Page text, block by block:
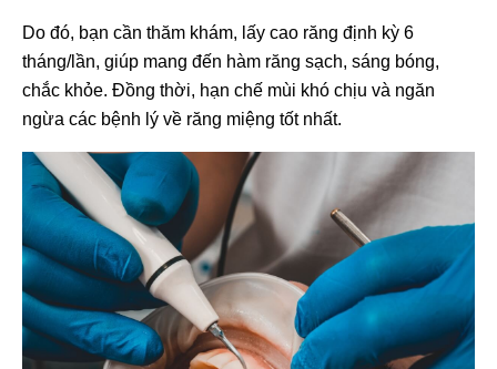
Do đó, bạn cần thăm khám, lấy cao răng định kỳ 6
tháng/lần, giúp mang đến hàm răng sạch, sáng bóng,
chắc khỏe. Đồng thời, hạn chế mùi khó chịu và ngăn
ngừa các bệnh lý về răng miệng tốt nhất.